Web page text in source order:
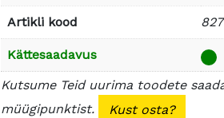
Artikli kood
Kättesaadavus
Kutsume Teid uurima toodete
müügipunktist.
Kust osta?